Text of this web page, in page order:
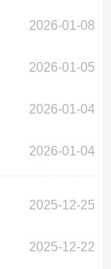
2026-01-08
2026-01-05
2026-01-04
2026-01-04
2025-12-25
2025-12-22